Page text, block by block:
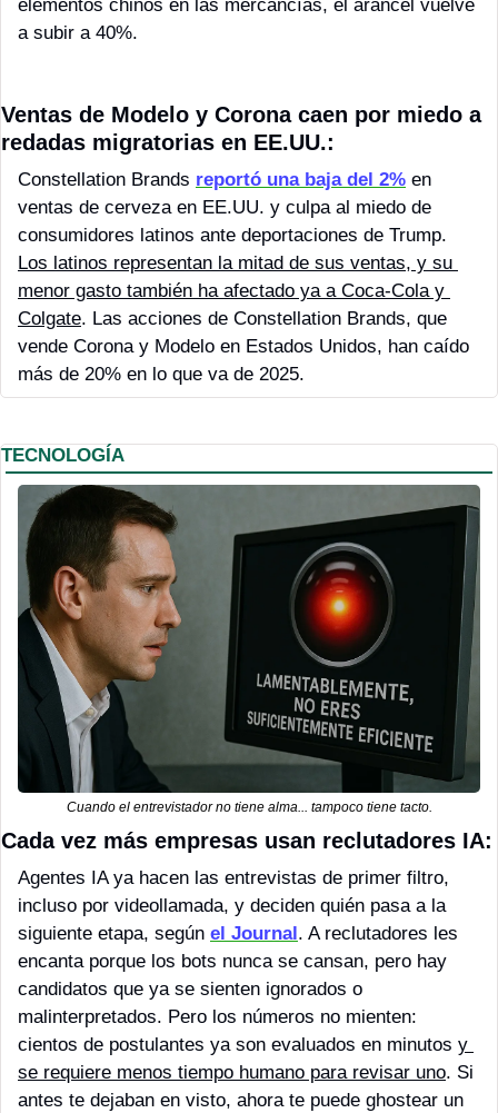
elementos chinos en las mercancías, el arancel vuelve
a subir a 40%.
Ventas de Modelo y Corona caen por miedo a
redadas migratorias en EE.UU.:
Constellation Brands reportó una baja del 2% en
ventas de cerveza en EE.UU. y culpa al miedo de
Los latinos representan la mitad de sus ventas, y su
menor gasto también ha afectado ya a Coca-Cola y
Colgate. Las acciones de Constellation Brands, que
vende Corona y Modelo en Estados Unidos, han caído
más de 20% en lo que va de 2025.
TECNOLOGÍA
Cuando el entrevistador no tiene alma... tampoco tiene tacto.
Cada vez más empresas usan reclutadores IA:
Agentes IA ya hacen las entrevistas de primer filtro,
incluso por videollamada, y deciden quién pasa a la
siguiente etapa, según el Journal. A reclutadores les
encanta porque los bots nunca se cansan, pero hay
candidatos que ya se sienten ignorados o
malinterpretados. Pero los números no mienten:
cientos de postulantes ya son evaluados en minutos y
se requiere menos tiempo humano para revisar uno. Si
antes te dejaban en visto, ahora te puede ghostear un